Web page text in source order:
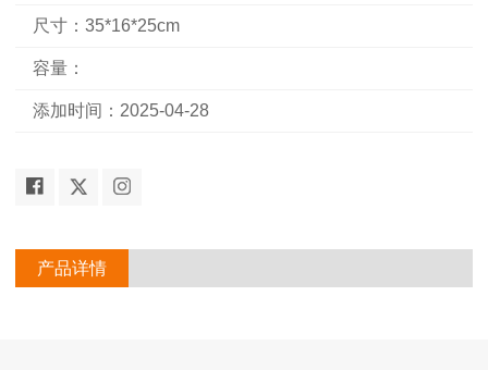
尺寸：35*16*25cm
容量：
添加时间：2025-04-28
产品详情